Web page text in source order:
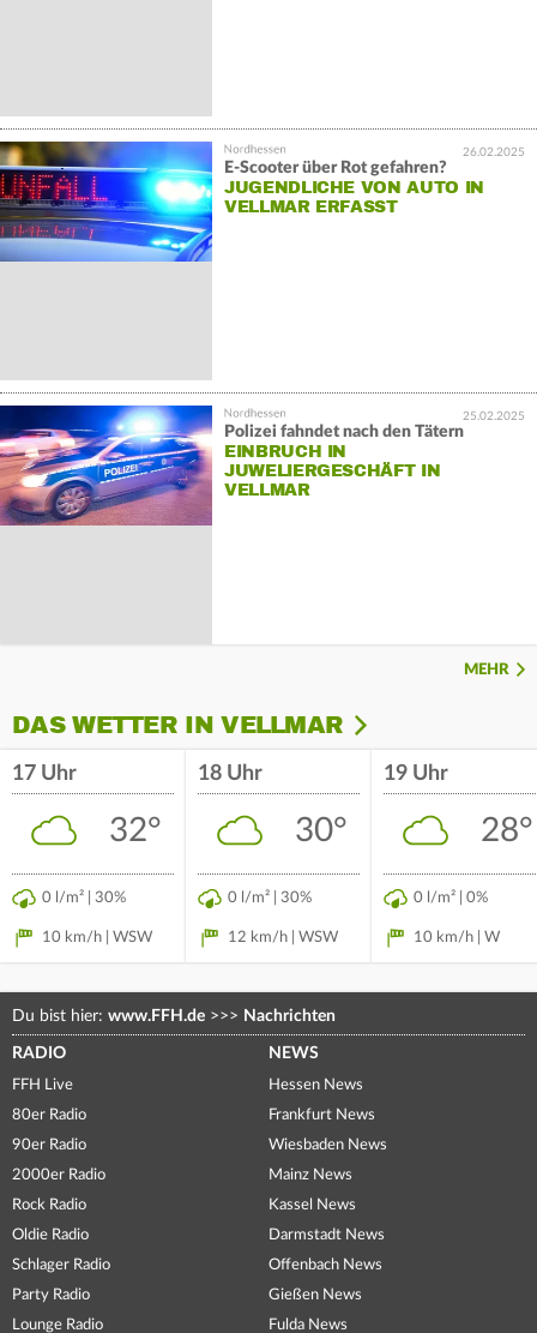
26.02.2025
E-Scooter über Rot gefahren?
JUGENDLICHE VON AUTO IN
VELLMAR ERFASST
25.02.2025
Polizei fahndet nach den Tätern
EINBRUCH IN
JUWELIERGESCHÄFT IN
VELLMAR
MEHR
DAS WETTER IN VELLMAR
17 Uhr
32°
0 l/m² | 30%
10 km/h | WSW
18 Uhr
30°
0 l/m² | 30%
12 km/h | WSW
19 Uhr
28°
0 l/m² | 0%
10 km/h | W
Du bist hier: www.FFH.de >>> Nachrichten
RADIO
FFH Live
80er Radio
90er Radio
2000er Radio
Rock Radio
Oldie Radio
Schlager Radio
Party Radio
Lounge Radio
NEWS
Hessen News
Frankfurt News
Wiesbaden News
Mainz News
Kassel News
Darmstadt News
Offenbach News
Gießen News
Fulda News